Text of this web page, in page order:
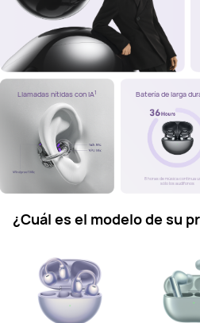
Llamadas nítidas con IA1 Batería de larga
8 horas de música continua
sólo los audífonos
¿Cuál es el modelo de su